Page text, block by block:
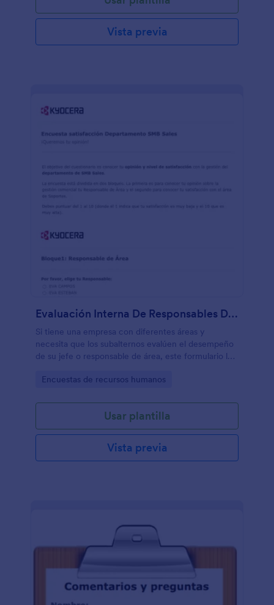
Vista previa
Evaluación Interna De Responsables De Área
Si tiene una empresa con diferentes áreas y
necesita que los subalternos evalúen el desempeño
de su jefe o responsable de área, este formulario le
Go to Category:
Encuestas de recursos humanos
Usar plantilla
Vista previa